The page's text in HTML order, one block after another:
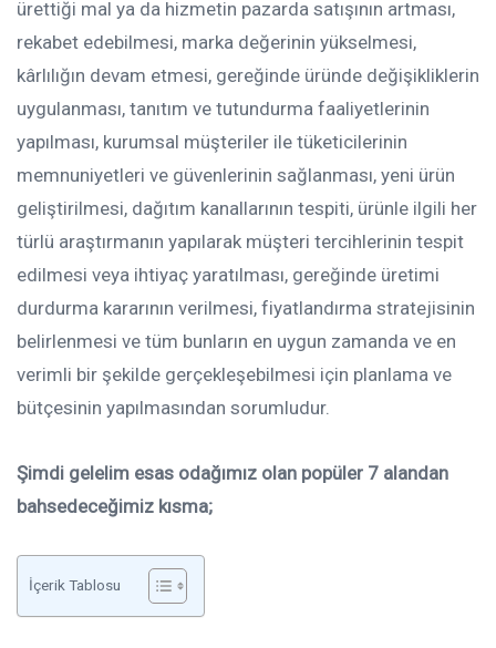
ürettiği mal ya da hizmetin pazarda satışının artması,
rekabet edebilmesi, marka değerinin yükselmesi,
kârlılığın devam etmesi, gereğinde üründe değişikliklerin
uygulanması, tanıtım ve tutundurma faaliyetlerinin
yapılması, kurumsal müşteriler ile tüketicilerinin
memnuniyetleri ve güvenlerinin sağlanması, yeni ürün
geliştirilmesi, dağıtım kanallarının tespiti, ürünle ilgili her
türlü araştırmanın yapılarak müşteri tercihlerinin tespit
edilmesi veya ihtiyaç yaratılması, gereğinde üretimi
durdurma kararının verilmesi, fiyatlandırma stratejisinin
belirlenmesi ve tüm bunların en uygun zamanda ve en
verimli bir şekilde gerçekleşebilmesi için planlama ve
bütçesinin yapılmasından sorumludur.
Şimdi gelelim esas odağımız olan popüler 7 alandan
bahsedeceğimiz kısma;
İçerik Tablosu